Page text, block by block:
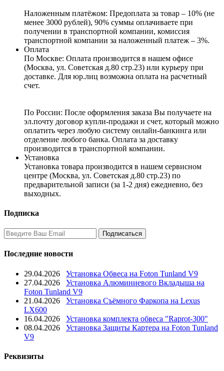
Наложенным платёжом: Предоплата за товар – 10% (не
менее 3000 рублей), 90% суммы оплачиваете при
получении в транспортной компании, комиссия
транспортной компании за наложенный платеж – 3%.
Оплата
По Москве: Оплата производится в нашем офисе
(Москва, ул. Советская д.80 стр.23) или курьеру при
доставке. Для юр.лиц возможна оплата на расчетный
счет.
По России: После оформления заказа Вы получаете на
эл.почту договор купли-продажи и счет, который можно
оплатить через любую систему онлайн-банкинга или
отделение любого банка. Оплата за доставку
производится в транспортной компании.
Установка
Установка товара производится в нашем сервисном
центре (Москва, ул. Советская д.80 стр.23) по
предварительной записи (за 1-2 дня) ежедневно, без
выходных.
Подписка
Последние новости
29.04.2026
Установка Обвеса на Foton Tunland V9
27.04.2026
Установка Алюминиевого Вкладыша на
Foton Tunland V9
21.04.2026
Установка Съёмного Фаркопа на Lexus
LX600
16.04.2026
Установка комплекта обвеса "Raprot-300"
08.04.2026
Установка Защиты Картера на Foton Tunland
V9
Реквизиты